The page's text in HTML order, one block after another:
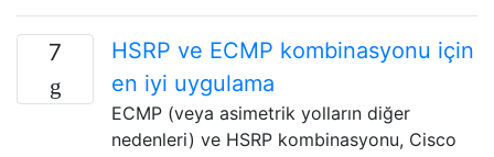
7
HSRP ve ECMP kombinasyonu için
en iyi uygulama
ECMP (veya asimetrik yolların diğer
nedenleri) ve HSRP kombinasyonu, Cisco